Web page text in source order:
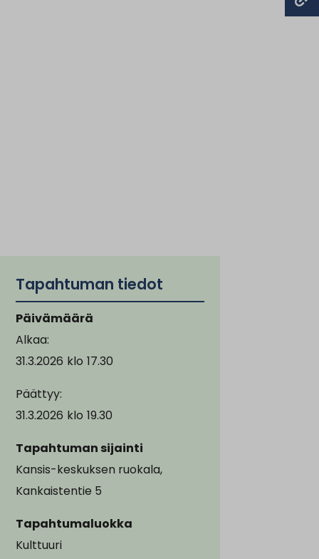
Tapahtuman tiedot
Päivämäärä
Alkaa:
31.3.2026 klo 17.30
Päättyy:
31.3.2026 klo 19.30
Tapahtuman sijainti
Kansis-keskuksen ruokala,
Kankaistentie 5
Tapahtumaluokka
Kulttuuri